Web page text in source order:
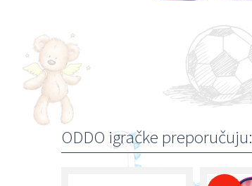
ODDO igračke preporučuju: